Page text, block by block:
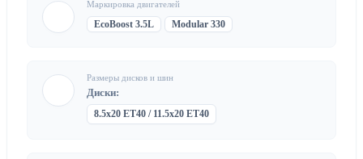
Маркировка двигателей
EcoBoost 3.5L Modular 330
Размеры дисков и шин
Диски:
8.5x20 ET40 / 11.5x20 ET40